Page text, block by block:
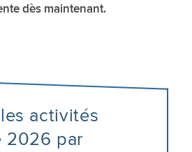
dès maintenant.
activités
2026 par